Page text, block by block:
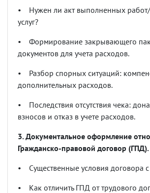
• Нужен ли акт выполненных
услуг?
• Формирование закрывающего
документов для учета расходов.
• Разбор спорных ситуаций:
дополнительных расходов.
• Последствия отсутствия чека:
взносов и отказ в учете расходов.
3. Документальное оформление
Гражданско-правовой договор (ГПД).
• Существенные условия договора
• Как отличить ГПД от трудового